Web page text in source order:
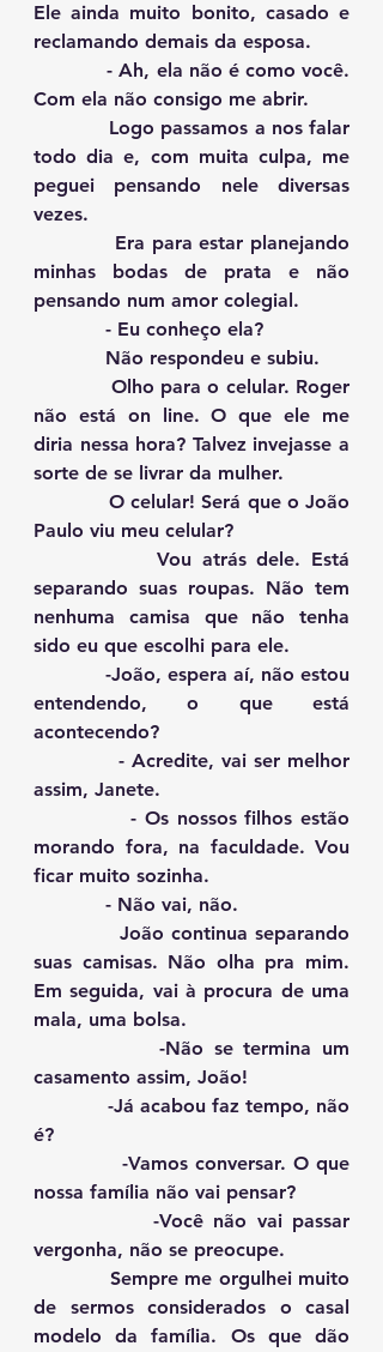
Ele ainda muito bonito, casado e
reclamando demais da esposa.
            - Ah, ela não é como você.
Com ela não consigo me abrir.
todo dia e, com muita culpa, me
peguei pensando nele diversas
vezes.
minhas bodas de prata e não
pensando num amor colegial.
            - Eu conheço ela?
            Não respondeu e subiu.
não está on line. O que ele me
diria nessa hora? Talvez invejasse a
sorte de se livrar da mulher.
Paulo viu meu celular?
            Vou atrás dele. Está
separando suas roupas. Não tem
nenhuma camisa que não tenha
sido eu que escolhi para ele.
entendendo, o que está
acontecendo?
            - Acredite, vai ser melhor
assim, Janete.
morando fora, na faculdade. Vou
ficar muito sozinha.
            - Não vai, não.
suas camisas. Não olha pra mim.
Em seguida, vai à procura de uma
mala, uma bolsa.
casamento assim, João!
é?
nossa família não vai pensar?
vergonha, não se preocupe.
de sermos considerados o casal
modelo da família. Os que dão